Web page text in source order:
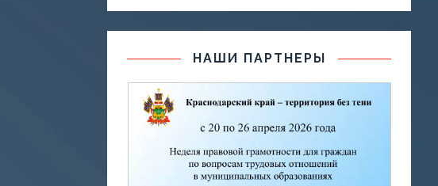
НАШИ ПАРТНЕРЫ